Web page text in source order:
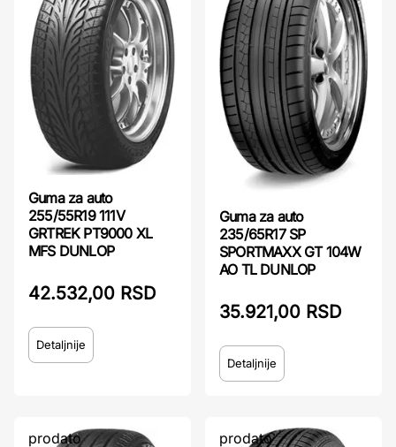
Guma za auto
255/55R19 111V
GRTREK PT9000 XL
MFS DUNLOP
42.532,00 RSD
Detaljnije
Guma za auto
235/65R17 SP
SPORTMAXX GT 104W
AO TL DUNLOP
35.921,00 RSD
Detaljnije
prodato prodato